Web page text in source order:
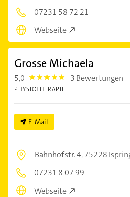
07231 58 72 21
Webseite
Grosse Michaela
5,0 5.0 3 Bewertungen
PHYSIOTHERAPIE
E-Mail
Bahnhofstr. 4,75228
07231 8 07 99
Webseite